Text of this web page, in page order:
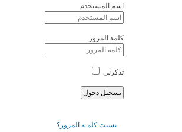
اسم المستخدم
كلمة المرور
تذكرني
نسيت كلمـة المرور؟